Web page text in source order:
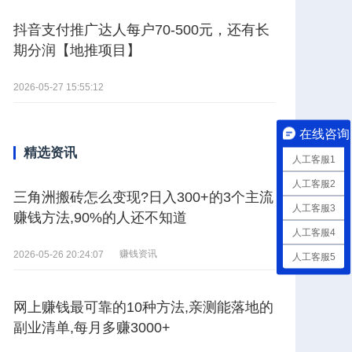
抖音支付推广达人每户70-500元，还有长
期分润【地推项目】
2026-05-27 15:55:12
精选资讯
三角洲搬砖怎么变现?日入300+的3个主流
赚钱方法,90%的人还不知道
2026-05-26 20:24:07 赚钱资讯
网上赚钱最可靠的10种方法,亲测能落地的
副业清单,每月多赚3000+
在线咨询
人工客服1
人工客服2
人工客服3
人工客服4
人工客服5